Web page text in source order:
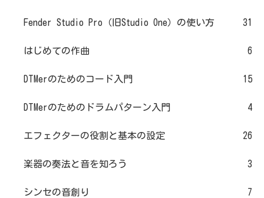
Fender Studio Pro（旧Studio One）の使い方 31
はじめての作曲 6
DTMerのためのコード入門 15
DTMerのためのドラムパターン入門 4
エフェクターの役割と基本の設定 26
楽器の奏法と音を知ろう 3
シンセの音創り 7